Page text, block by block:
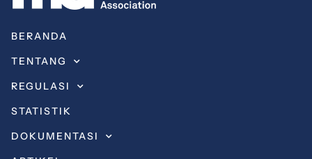
BERANDA
TENTANG
REGULASI
STATISTIK
DOKUMENTASI